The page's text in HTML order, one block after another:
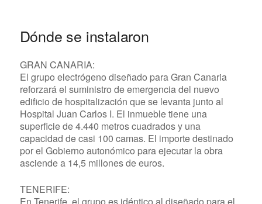
Dónde se instalaron
GRAN CANARIA:
El grupo electrógeno diseñado para Gran Canaria
reforzará el suministro de emergencia del nuevo
edificio de hospitalización que se levanta junto al
Hospital Juan Carlos I. El inmueble tiene una
superficie de 4.440 metros cuadrados y una
capacidad de casi 100 camas. El importe destinado
por el Gobierno autonómico para ejecutar la obra
asciende a 14,5 millones de euros.
TENERIFE: